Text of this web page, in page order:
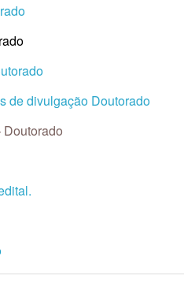
de divulgação Doutorado
Doutorado